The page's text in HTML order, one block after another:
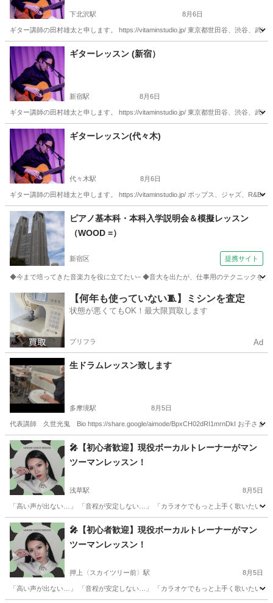
下北沢駅 8月6日
ギター講師の田村雄太と申します。 https://vitaminstudio.jp/ 東京都世田谷、渋谷、武
東京 世田谷区 ギター
ギターレッスン (新宿）
新宿駅 8月6日
ギター講師の田村雄太と申します。 https://vitaminstudio.jp/ 東京都世田谷、渋谷、武
東京 新宿区 新宿駅 作編曲
ギターレッスン(代々木)
代々木駅 8月6日
ギター講師の田村雄太と申します。 https://vitaminstudio.jp/ ポップス、ジャズ、R&B
東京 渋谷区 代々木駅 音楽 スタジオ
ピアノ基本科・本科入学説明会＆模擬レッスン
（WOOD =）
新宿区 提携サイト
◆今まで培ってきた音楽力を役に立てたい− ◆音大を出たが、仕事用のテクニックを
東京 新宿区 ピアノ
【何年も使っていない🧵】ミシンを査定
状態が悪くてもOK！最大限買取します
プリフラ Ad
生ドラムレッスン致します
多摩境駅 8月5日
代表講師 久世光鬼 Bio https://share.google/aimode/BpxCH02dRI1mrnDkI お子さま
東京 八王子市 多摩境駅 ドラム 夏休み
🎤【初心者歓迎】現役ボーカルトレーナーがマン
ツーマンレッスン！
浅草駅 8月5日
「高い声が出ない…」 「音程が安定しない…」 「カラオケでもっと上手く歌いたい
東京 台東区 浅草駅 ボーカル レッスン
🎤【初心者歓迎】現役ボーカルトレーナーがマン
ツーマンレッスン！
押上〈スカイツリー前〉駅 8月5日
「高い声が出ない…」 「音程が安定しない…」 「カラオケでもっと上手く歌いたい